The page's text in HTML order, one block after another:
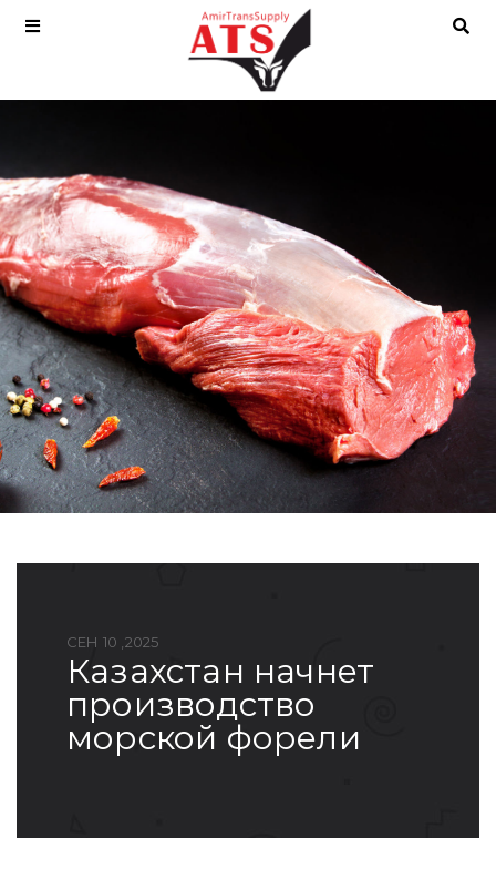
СЕН 10 ,2025
казахстан начнет
производство
морской форели